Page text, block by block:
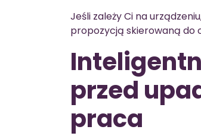
Jeśli zależy Ci na
propozycją skierowaną do
przed
praca